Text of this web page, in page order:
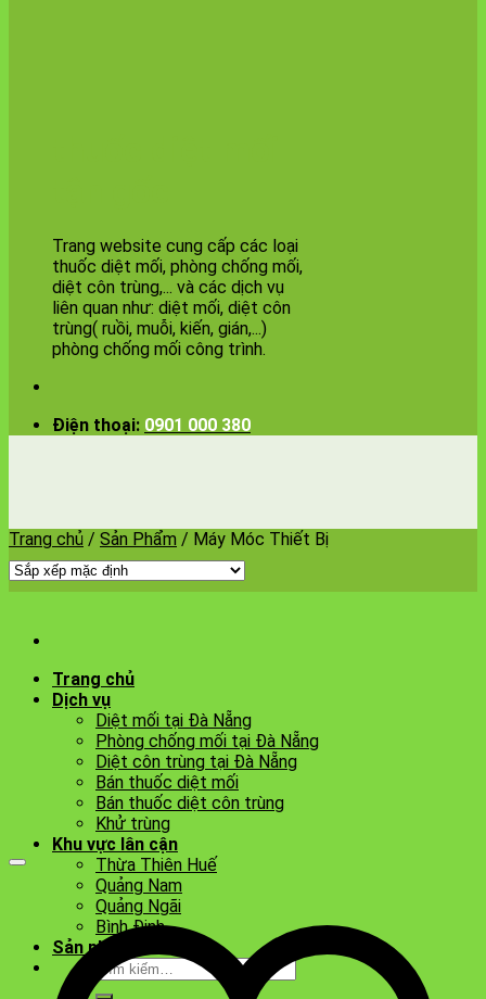
Trang website cung cấp các loại
thuốc diệt mối, phòng chống mối,
diệt côn trùng,... và các dịch vụ
liên quan như: diệt mối, diệt côn
trùng( ruồi, muỗi, kiến, gián,...)
phòng chống mối công trình.
Điện thoại: 0901 000 380
Trang chủ
Dịch vụ
Diệt mối tại Đà Nẵng
Phòng chống mối tại Đà Nẵng
Diệt côn trùng tại Đà Nẵng
Bán thuốc diệt mối
Bán thuốc diệt côn trùng
Khử trùng
Khu vực lân cận
Thừa Thiên Huế
Quảng Nam
Quảng Ngãi
Bình Định
Sản phẩm
Tìm
kiếm:
Trang chủ / Sản Phẩm / Máy Móc Thiết Bị